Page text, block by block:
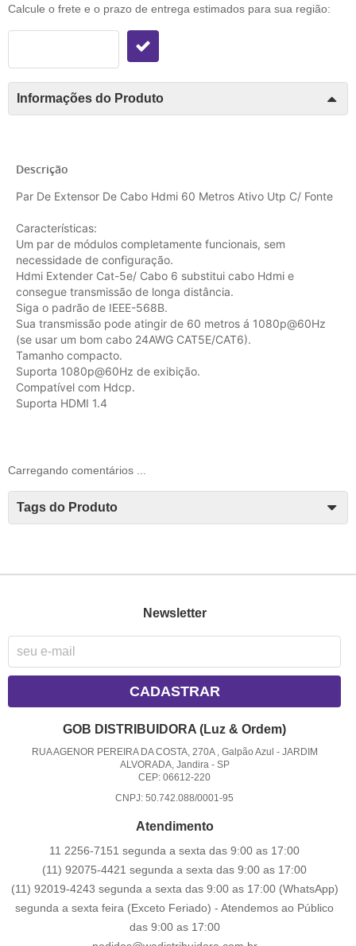
Calcule o frete e o prazo de entrega estimados para sua região:
Informações do Produto
Descrição
Par De Extensor De Cabo Hdmi 60 Metros Ativo Utp C/ Fonte
Características:
Um par de módulos completamente funcionais, sem
necessidade de configuração.
Hdmi Extender Cat-5e/ Cabo 6 substitui cabo Hdmi e
consegue transmissão de longa distância.
Siga o padrão de IEEE-568B.
Sua transmissão pode atingir de 60 metros á 1080p@60Hz
(se usar um bom cabo 24AWG CAT5E/CAT6).
Tamanho compacto.
Suporta 1080p@60Hz de exibição.
Compatível com Hdcp.
Suporta HDMI 1.4
Carregando comentários ...
Tags do Produto
Newsletter
CADASTRAR
GOB DISTRIBUIDORA (Luz & Ordem)
RUA AGENOR PEREIRA DA COSTA, 270A , Galpão Azul - JARDIM
ALVORADA, Jandira- SP
CEP: 06612-220
CNPJ: 50.742.088/0001-95
Atendimento
11 2256-7151 segunda a sexta das 9:00 as 17:00
(11) 92075-4421 segunda a sexta das 9:00 as 17:00
(11) 92019-4243 segunda a sexta das 9:00 as 17:00 (WhatsApp)
segunda a sexta feira (Exceto Feriado) - Atendemos ao Público
das 9:00 as 17:00